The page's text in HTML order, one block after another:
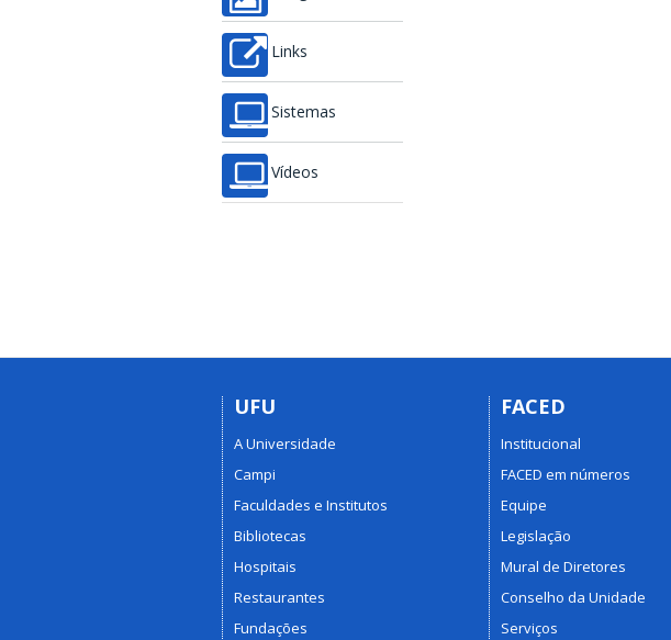
Links
Sistemas
Vídeos
UFU
A Universidade
Campi
Faculdades e Institutos
Bibliotecas
Hospitais
Restaurantes
Fundações
FACED
Institucional
FACED em números
Equipe
Legislação
Mural de Diretores
Conselho da Unidade
Serviços